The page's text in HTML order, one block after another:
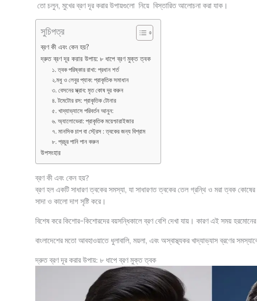
তো চলুন, মুখের ব্রণ দূর করার উপায়গুলো নিয়ে বিস্তারিত আলোচনা করা যাক।
সুচিপত্র
ব্রণ কী এবং কেন হয়?
দ্রুত ব্রণ দূর করার উপায়: ৮ ধাপে ব্রণ মুক্ত ত্বক
১. ত্বক পরিষ্কার রাখা: প্রধান শর্ত
২.মধু ও লেবুর প্যাক: প্রাকৃতিক সমাধান
৩. বেসনের স্ক্রাব: মৃত কোষ দূর করুন
৪. টমেটোর রস: প্রাকৃতিক টোনার
৫. খাদ্যাভ্যাসে পরিবর্তন আনুন:
৬. অ্যালোভেরা: প্রাকৃতিক ময়েশ্চারাইজার
৭. মানসিক চাপ বা স্ট্রেস : ত্বকের জন্য বিশ্রাম
৮. প্রচুর পানি পান করুন
উপসংহার
ব্রণ কী এবং কেন হয়?
ব্রণ হল একটি সাধারণ ত্বকের সমস্যা, যা সাধারণত ত্বকের তেল গ্রন্থি ও মরা ত্বক
সাদা ও কালো দাগ সৃষ্টি করে।
বিশেষ করে কিশোর-কিশোরদের বয়সন্ধিকালে ব্রণ বেশি দেখা যায়। কারণ এই সময়
বাংলাদেশের মতো আবহাওয়াতে ধুলাবালি, ময়লা, এবং অস্বাস্থ্যকর খাদ্যাভ্যাস ব্রণের
দ্রুত ব্রণ দূর করার উপায়: ৮ ধাপে ব্রণ মুক্ত ত্বক